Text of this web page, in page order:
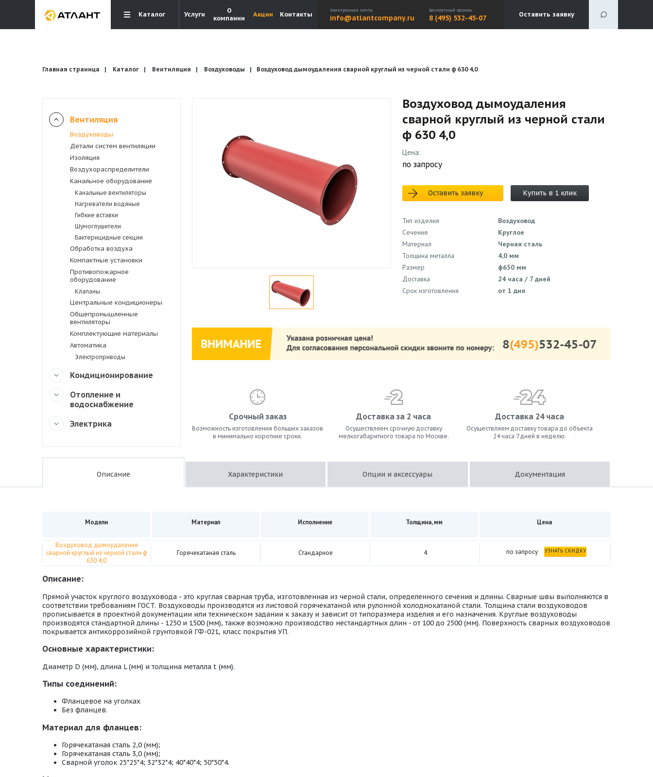
Каталог Услуги
О
компании
Акции Контакты
Электронная почта
info@atlantcompany.ru
Бесплатный звонок
8 (495) 532-45-07 Оставить заявку
Вентиляция
Кондиционирование
Отопление и водоснабжение
Электрика
Главная страница Каталог Вентиляция Воздуховоды Воздуховод дымоудаления сварной круглый из черной стали ф 630 4,0
Вентиляция
Воздуховоды
Детали систем вентиляции
Изоляция
Воздухораспределители
Канальное оборудование
Канальные вентиляторы
Нагреватели водяные
Гибкие вставки
Шумоглушители
Бактерицидные секции
Обработка воздуха
Компактные установки
Противопожарное
оборудование
Клапаны
Центральные кондиционеры
Общепромышленные
вентиляторы
Комплектующие материалы
Автоматика
Электроприводы
Кондиционирование
Отопление и
водоснабжение
Электрика
Воздуховод дымоудаления
сварной круглый из черной стали
ф 630 4,0
Цена:
по запросу
Оставить заявку Купить в 1 клик
Тип изделия
Воздуховод
Сечение
Круглое
Материал
Черная сталь
Толщина металла
4,0 мм
Размер
ф630 мм
Доставка
24 часа / 7 дней
Срок изготовления
от 1 дня
Срочный заказ
Возможность изготовления больших заказов
в минимально короткие сроки.
Доставка за 2 часа
Осуществляем срочную доставку
мелкогабаритного товара по Москве.
Доставка 24 часа
Осуществляем доставку товара до объекта
24 часа 7 дней в неделю.
Описание Характеристики Опции и аксессуары Документация
Модели Материал Исполнение Толщина, мм Цена
Воздуховод дымоудаления
сварной круглый из черной стали ф
630 4,0
Горячекатаная сталь Стандарное 4 по запросу УЗНАТЬ СКИДКУ
Описание:
Прямой участок круглого воздуховода - это круглая сварная труба, изготовленная из черной стали, определенного сечения и длины. Сварные швы выполняются в
соответствии требованиям ГОСТ. Воздуховоды производятся из листовой горячекатаной или рулонной холоднокатаной стали. Толщина стали воздуховодов
прописывается в проектной документации или техническом задании к заказу и зависит от типоразмера изделия и его назначения. Круглые воздуховоды
производятся стандартной длины - 1250 и 1500 (мм), также возможно производство нестандартных длин - от 100 до 2500 (мм). Поверхность сварных воздуховодов
покрывается антикоррозийной грунтовкой ГФ-021, класс покрытия УП.
Основные характеристики:
Диаметр D (мм), длина L (мм) и толщина металла t (мм).
Типы соединений:
Фланцевое на уголках
Без фланцев.
Материал для фланцев:
Горячекатаная сталь 2,0 (мм);
Горячекатаная сталь 3,0 (мм);
Сварной уголок 25*25*4; 32*32*4; 40*40*4; 50*50*4.